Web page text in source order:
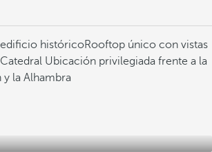
históricoRooftop único con vistas
Ubicación privilegiada frente a la
y la Alhambra